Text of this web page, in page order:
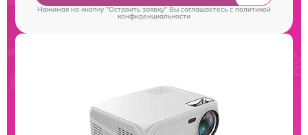
Нажимая на кнопку "Оставить заявку" Вы соглашаетесь cполитикой
конфиденциальности